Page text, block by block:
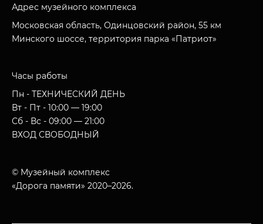
Адрес музейного комплекса
Московская область, Одинцовский район, 55 км
Минского шоссе, территория парка «Патриот»
Часы работы
Пн - ТЕХНИЧЕСКИЙ ДЕНЬ
Вт - Пт - 10:00 — 19:00
Сб - Вс - 09:00 — 21:00
ВХОД СВОБОДНЫЙ
© Музейный комплекс
«Дорога памяти» 2020–2026.